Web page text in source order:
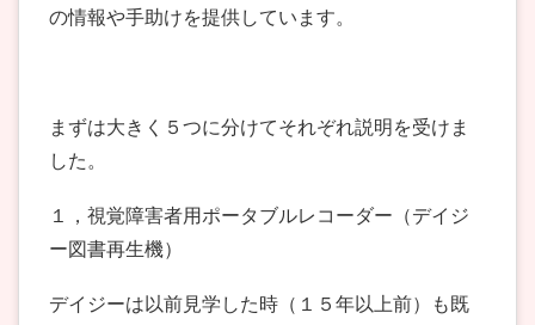
の情報や手助けを提供しています。
まずは大きく５つに分けてそれぞれ説明を受けま
した。
１，視覚障害者用ポータブルレコーダー（デイジ
ー図書再生機）
デイジーは以前見学した時（１５年以上前）も既